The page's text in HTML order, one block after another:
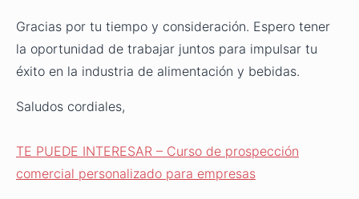
Gracias por tu tiempo y consideración. Espero tener
la oportunidad de trabajar juntos para impulsar tu
éxito en la industria de alimentación y bebidas.
Saludos cordiales,
TE PUEDE INTERESAR – Curso de prospección
comercial personalizado para empresas